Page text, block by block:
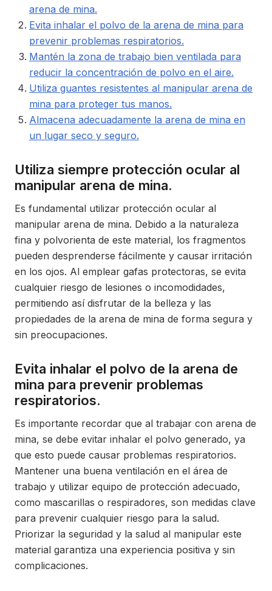
arena de mina.
Evita inhalar el polvo de la arena de mina para
prevenir problemas respiratorios.
Mantén la zona de trabajo bien ventilada para
reducir la concentración de polvo en el aire.
Utiliza guantes resistentes al manipular arena de
mina para proteger tus manos.
Almacena adecuadamente la arena de mina en
un lugar seco y seguro.
Utiliza siempre protección ocular al
manipular arena de mina.
Es fundamental utilizar protección ocular al
manipular arena de mina. Debido a la naturaleza
fina y polvorienta de este material, los fragmentos
pueden desprenderse fácilmente y causar irritación
en los ojos. Al emplear gafas protectoras, se evita
cualquier riesgo de lesiones o incomodidades,
permitiendo así disfrutar de la belleza y las
propiedades de la arena de mina de forma segura y
sin preocupaciones.
Evita inhalar el polvo de la arena de
mina para prevenir problemas
respiratorios.
Es importante recordar que al trabajar con arena de
mina, se debe evitar inhalar el polvo generado, ya
que esto puede causar problemas respiratorios.
Mantener una buena ventilación en el área de
trabajo y utilizar equipo de protección adecuado,
como mascarillas o respiradores, son medidas clave
para prevenir cualquier riesgo para la salud.
Priorizar la seguridad y la salud al manipular este
material garantiza una experiencia positiva y sin
complicaciones.